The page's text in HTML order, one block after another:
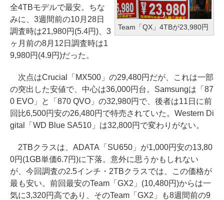
Team「QX」4TBが23,980円
全4TBモデルで最安。ちな
みに、3週間前の10月28日
調査時は21,980円(5.4円)、3
ヶ月前の8月12日調査時は1
9,980円(4.9円)だった。
次点はCrucial「MX500」の29,480円だが、これは一部
の突出した安値で、中心は36,000円台。Samsungは「87
0 EVO」と「870 QVO」の32,980円で、後者は11日に前
回比6,500円安の26,480円で特売されていた。Western Di
gital「WD Blue SA510」は32,800円で変わりがない。
2TBクラスは、ADATA「SU650」が1,000円安の13,80
0円(1GB単価6.7円)に下落。意外に思うかもしれない
が、今回調査の2.5インチ・2TBクラスでは、この価格が
最も安い。前回最安のTeam「GX2」(10,480円)からは一
気に3,320円高であり、そのTeam「GX2」も8週間前の9